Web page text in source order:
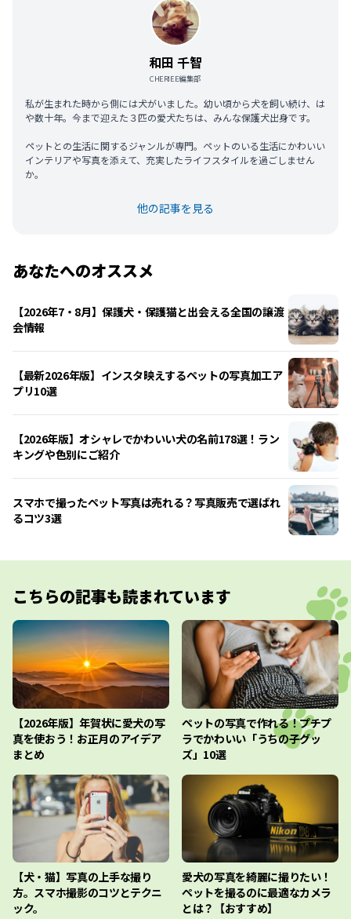
和田 千智
CHERIEE編集部
私が生まれた時から側には犬がいました。幼い頃から犬を飼い続け、は
や数十年。今まで迎えた３匹の愛犬たちは、みんな保護犬出身です。
ペットとの生活に関するジャンルが専門。ペットのいる生活にかわいい
インテリアや写真を添えて、充実したライフスタイルを過ごしません
か。
他の記事を見る
あなたへのオススメ
【2026年7・8月】保護犬・保護猫と出会える全国の譲渡
会情報
【最新2026年版】インスタ映えするペットの写真加工ア
プリ10選
【2026年版】オシャレでかわいい犬の名前178選！ラン
キングや色別にご紹介
スマホで撮ったペット写真は売れる？写真販売で選ばれ
るコツ3選
こちらの記事も読まれています
【2026年版】年賀状に愛犬の写
真を使おう！お正月のアイデア
まとめ
ペットの写真で作れる！プチプ
ラでかわいい「うちの子グッ
ズ」10選
【犬・猫】写真の上手な撮り
方。スマホ撮影のコツとテクニ
ック。
愛犬の写真を綺麗に撮りたい！
ペットを撮るのに最適なカメラ
とは？【おすすめ】